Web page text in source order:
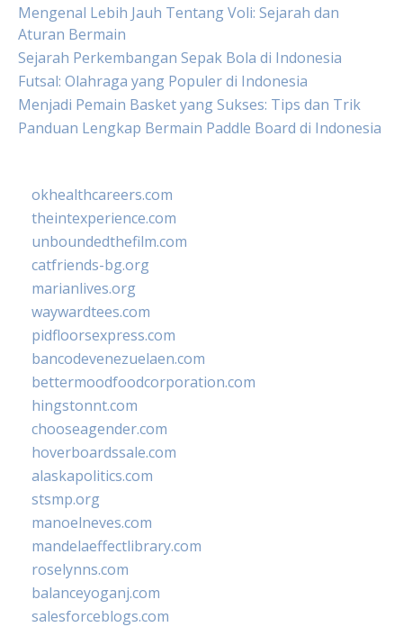
Mengenal Lebih Jauh Tentang Voli: Sejarah dan
Aturan Bermain
Sejarah Perkembangan Sepak Bola di Indonesia
Futsal: Olahraga yang Populer di Indonesia
Menjadi Pemain Basket yang Sukses: Tips dan Trik
Panduan Lengkap Bermain Paddle Board di Indonesia
okhealthcareers.com
theintexperience.com
unboundedthefilm.com
catfriends-bg.org
marianlives.org
waywardtees.com
pidfloorsexpress.com
bancodevenezuelaen.com
bettermoodfoodcorporation.com
hingstonnt.com
chooseagender.com
hoverboardssale.com
alaskapolitics.com
stsmp.org
manoelneves.com
mandelaeffectlibrary.com
roselynns.com
balanceyoganj.com
salesforceblogs.com